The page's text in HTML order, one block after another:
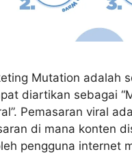
Mutation adalah
diartikan sebagai
Pemasaran viral
di mana konten
pengguna internet